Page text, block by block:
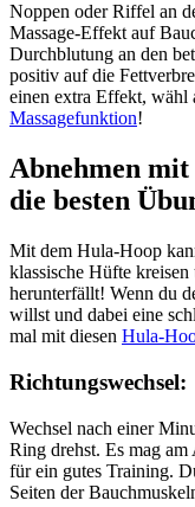
Noppen oder Riffel an
Massage-Effekt auf
Durchblutung an den
positiv auf die
einen extra Effekt, wähl
Massagefunktion!
Abnehmen
die besten
Mit dem Hula-Hoop
klassische Hüfte
herunterfällt! Wenn du
willst und dabei eine
mal mit diesen Hula-
Richtungswechsel:
Wechsel nach einer
Ring drehst. Es mag
für ein gutes Training.
Seiten der